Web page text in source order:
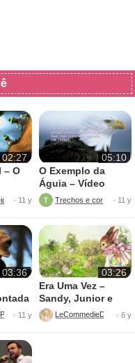
02:27
– O
Wagner Almeida Müller
· 11 y
05:10
O Exemplo da
Águia – Vídeo
motivacional
· 11 y
03:36
EncontreSeuProposito
· 11 y
03:26
Era Uma Vez –
Sandy, Junior e
Toquinho
LeCommedieDellArte
· 6 y